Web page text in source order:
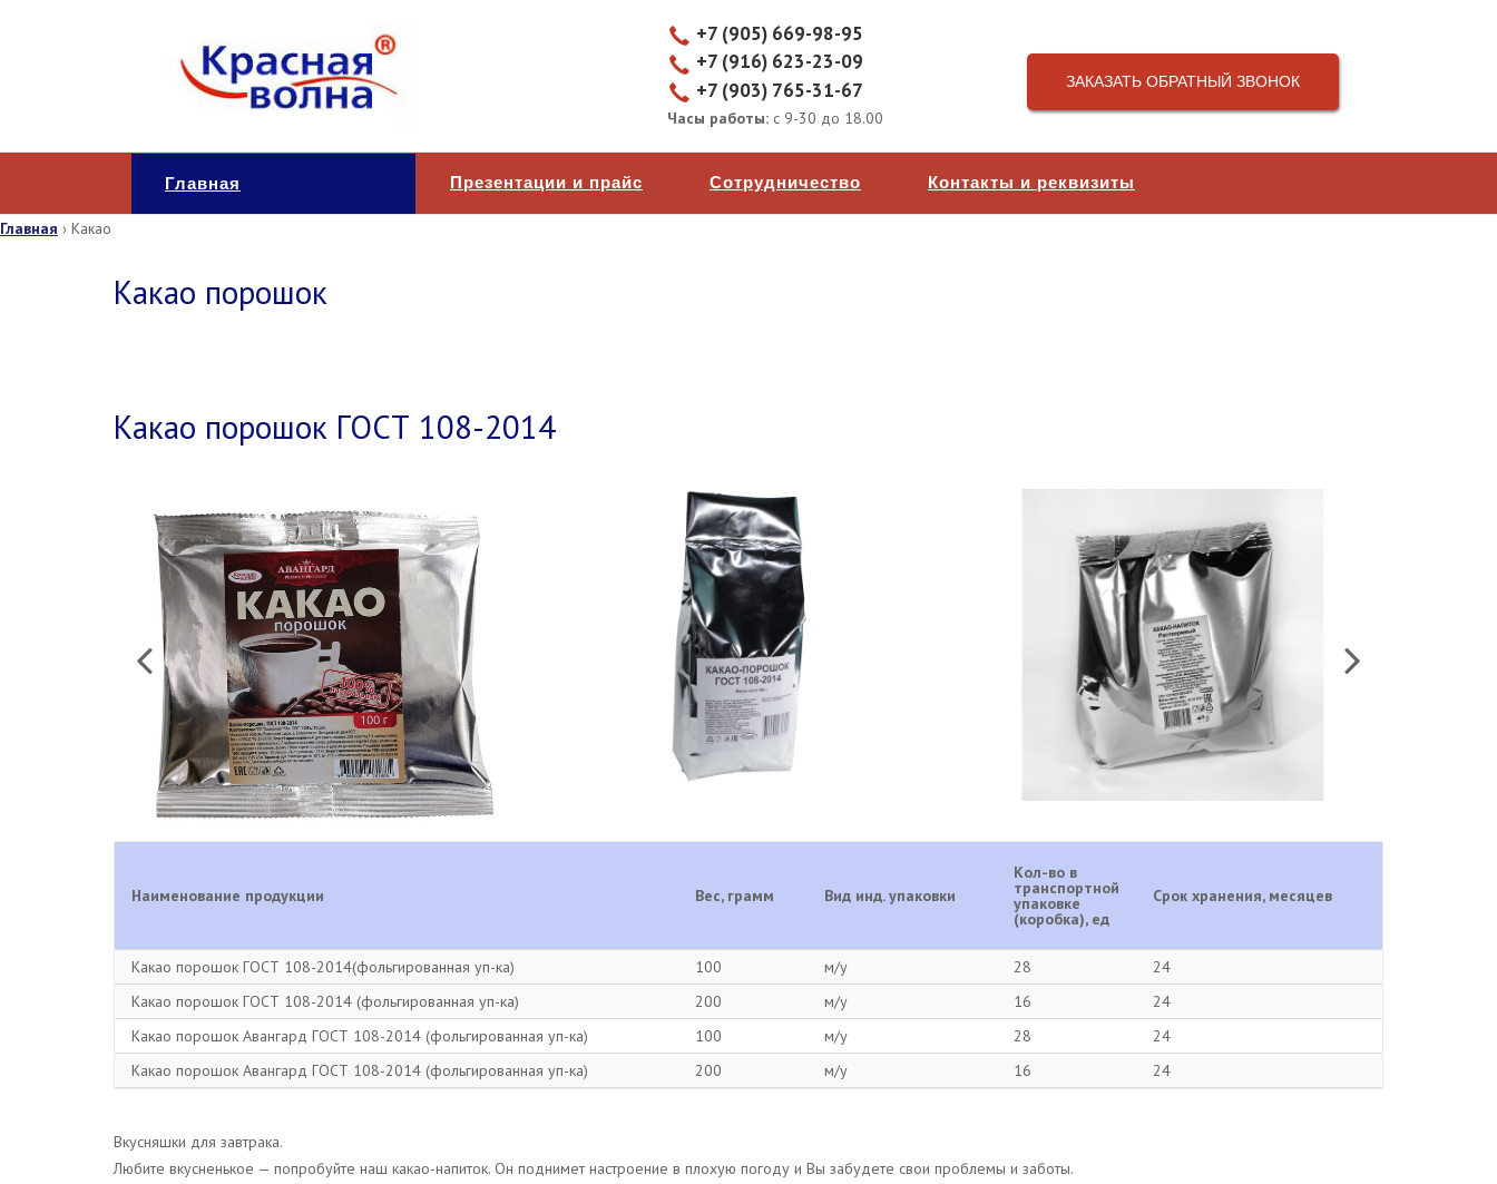
+7 (905) 669-98-95
+7 (916) 623-23-09
+7 (903) 765-31-67
Часы работы: с 9-30 до 18.00
ЗАКАЗАТЬ ОБРАТНЫЙ ЗВОНОК
Главная Презентации и прайс Сотрудничество Контакты и реквизиты
Главная › Какао
Какао порошок
Какао порошок ГОСТ 108-2014
Наименование продукции Вес, грамм Вид инд. упаковки
Кол-во в
транспортной
упаковке
(коробка), ед
Срок хранения, месяцев
Какао порошок ГОСТ 108-2014(фольгированная уп-ка) 100 м/у 28
24
Какао порошок ГОСТ 108-2014 (фольгированная уп-ка)
200 м/у 16
24
Какао порошок Авангард ГОСТ 108-2014 (фольгированная уп-ка)
100 м/у 28
24
Какао порошок Авангард ГОСТ 108-2014 (фольгированная уп-ка)
200 м/у 16 24
Вкусняшки для завтрака.
Любите вкусненькое — попробуйте наш какао-напиток. Он поднимет настроение в плохую погоду и Вы забудете свои проблемы и заботы.